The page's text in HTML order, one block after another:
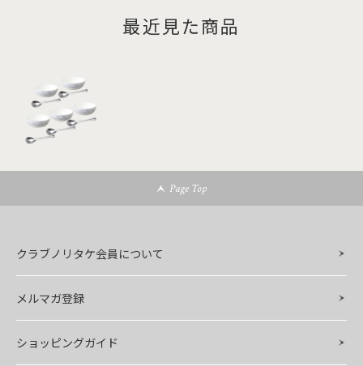
最近見た商品
Page Top
クラブノリタケ会員について
メルマガ登録
ショッピングガイド